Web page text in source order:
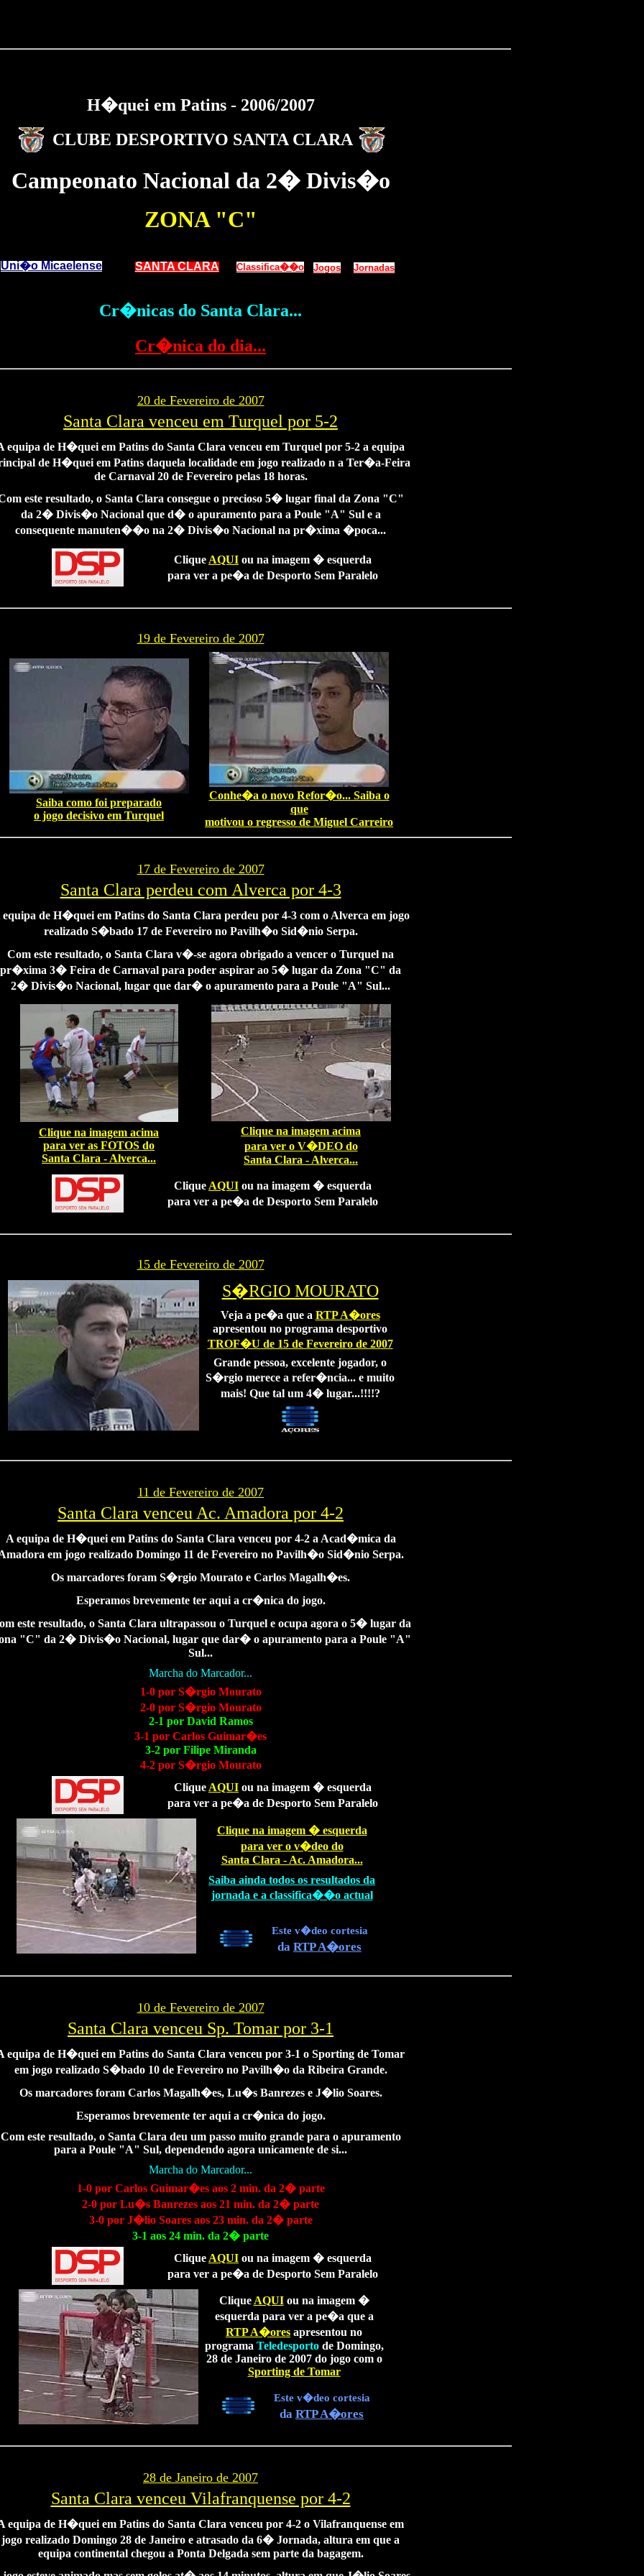
H�quei em Patins - 2006/2007
CLUBE DESPORTIVO SANTA CLARA
Campeonato Nacional da 2� Divis�o
ZONA "C"
Uni�o Micaelense SANTA CLARA Classifica��o Jogos Jornadas
Cr�nicas do Santa Clara...
Cr�nica do dia...
20 de Fevereiro de 2007
Santa Clara venceu em Turquel por 5-2
equipa de H�quei em Patins do Santa Clara venceu em Turquel por 5-2 a equipa
de H�quei em Patins daquela localidade em jogo realizado n a Ter�a-Feira
de Carnaval 20 de Fevereiro pelas 18 horas.
este resultado, o Santa Clara consegue o precioso 5� lugar final da Zona "C"
da 2� Divis�o Nacional que d� o apuramento para a Poule "A" Sul e a
consequente manuten��o na 2� Divis�o Nacional na pr�xima �poca...
Clique AQUI ou na imagem � esquerda
para ver a pe�a de Desporto Sem Paralelo
19 de Fevereiro de 2007
Saiba como foi preparado
o jogo decisivo em Turquel
Conhe�a o novo Refor�o... Saiba o
que
motivou o regresso de Miguel Carreiro
17 de Fevereiro de 2007
Santa Clara perdeu com Alverca por 4-3
equipa de H�quei em Patins do Santa Clara perdeu por 4-3 com o Alverca em jogo
realizado S�bado 17 de Fevereiro no Pavilh�o Sid�nio Serpa.
Com este resultado, o Santa Clara v�-se agora obrigado a vencer o Turquel na
pr�xima 3� Feira de Carnaval para poder aspirar ao 5� lugar da Zona "C" da
2� Divis�o Nacional, lugar que dar� o apuramento para a Poule "A" Sul...
Clique na imagem acima
para ver as FOTOS do
Santa Clara - Alverca...
Clique na imagem acima
para ver o V�DEO do
Santa Clara - Alverca...
Clique AQUI ou na imagem � esquerda
para ver a pe�a de Desporto Sem Paralelo
15 de Fevereiro de 2007
S�RGIO MOURATO
Veja a pe�a que a RTP A�ores
apresentou no programa desportivo
TROF�U de 15 de Fevereiro de 2007
Grande pessoa, excelente jogador, o
S�rgio merece a refer�ncia... e muito
mais! Que tal um 4� lugar...!!!!?
11 de Fevereiro de 2007
Santa Clara venceu Ac. Amadora por 4-2
A equipa de H�quei em Patins do Santa Clara venceu por 4-2 a Acad�mica da
em jogo realizado Domingo 11 de Fevereiro no Pavilh�o Sid�nio Serpa.
Os marcadores foram S�rgio Mourato e Carlos Magalh�es.
Esperamos brevemente ter aqui a cr�nica do jogo.
este resultado, o Santa Clara ultrapassou o Turquel e ocupa agora o 5� lugar da
"C" da 2� Divis�o Nacional, lugar que dar� o apuramento para a Poule "A"
Sul...
Marcha do Marcador...
1-0 por S�rgio Mourato
2-0 por S�rgio Mourato
2-1 por David Ramos
3-1 por Carlos Guimar�es
3-2 por Filipe Miranda
4-2 por S�rgio Mourato
Clique AQUI ou na imagem � esquerda
para ver a pe�a de Desporto Sem Paralelo
Clique na imagem � esquerda
para ver o v�deo do
Santa Clara - Ac. Amadora...
Saiba ainda todos os resultados da
jornada e a classifica��o actual
Este v�deo cortesia
da RTP A�ores
10 de Fevereiro de 2007
Santa Clara venceu Sp. Tomar por 3-1
equipa de H�quei em Patins do Santa Clara venceu por 3-1 o Sporting de Tomar
em jogo realizado S�bado 10 de Fevereiro no Pavilh�o da Ribeira Grande.
Os marcadores foram Carlos Magalh�es, Lu�s Banrezes e J�lio Soares.
Esperamos brevemente ter aqui a cr�nica do jogo.
Com este resultado, o Santa Clara deu um passo muito grande para o apuramento
para a Poule "A" Sul, dependendo agora unicamente de si...
Marcha do Marcador...
1-0 por Carlos Guimar�es aos 2 min. da 2� parte
2-0 por Lu�s Banrezes aos 21 min. da 2� parte
3-0 por J�lio Soares aos 23 min. da 2� parte
3-1 aos 24 min. da 2� parte
Clique AQUI ou na imagem � esquerda
para ver a pe�a de Desporto Sem Paralelo
Clique AQUIou na imagem �
esquerda para ver a pe�a que a
RTP A�ores apresentou no
programa Teledesportode Domingo,
28 de Janeiro de 2007 do jogo com o
Sporting de Tomar
Este v�deo cortesia
da RTP A�ores
28 de Janeiro de 2007
Santa Clara venceu Vilafranquense por 4-2
equipa de H�quei em Patins do Santa Clara venceu por 4-2 o Vilafranquense em
jogo realizado Domingo 28 de Janeiro e atrasado da 6� Jornada, altura em que a
equipa continental chegou a Ponta Delgada sem parte da bagagem.